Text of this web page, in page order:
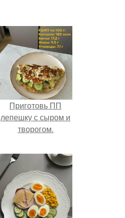
Приготовь ПП
лепешку с сыром и
творогом.